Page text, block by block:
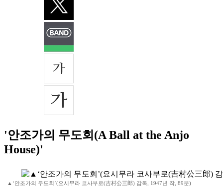
'안조가의 무도회(A Ball at the Anjo
House)'
▲‘안조가의 무도회’(요시무라 코사부로(吉村公三郎) 감독, 1947년 작, 89분)